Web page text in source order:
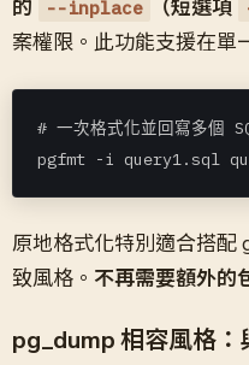
的
--inplace （短選項
案權限。此功能支援在單
# 一次格式化並回寫多個
pgfmt -i query1.sql
原地格式化特別適合搭配
致風格。 不再需要額外的
pg_dump 相容風格